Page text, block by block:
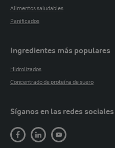
Alimentos saludables
Panificados
Ingredientes más populares
Hidrolizados
Concentrado de proteína de suero
Síganos en las redes sociales